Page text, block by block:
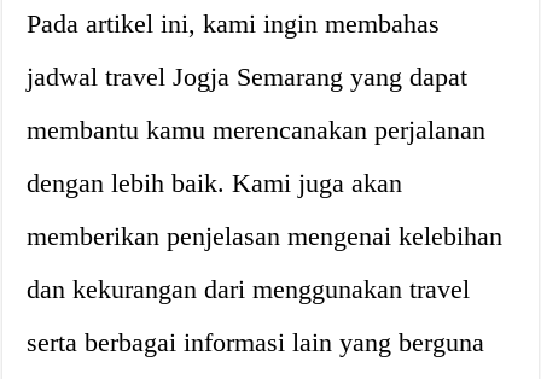
Pada artikel ini, kami ingin membahas
jadwal travel Jogja Semarang yang dapat
membantu kamu merencanakan perjalanan
dengan lebih baik. Kami juga akan
memberikan penjelasan mengenai kelebihan
dan kekurangan dari menggunakan travel
serta berbagai informasi lain yang berguna